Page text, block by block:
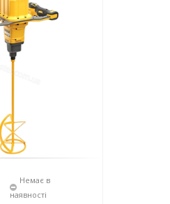
Немає в
наявності